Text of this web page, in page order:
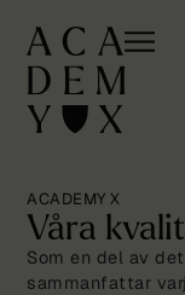
ACADEMY X
Våra
Som en del av
sammanfattar